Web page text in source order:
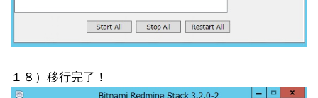
１８）移行完了！